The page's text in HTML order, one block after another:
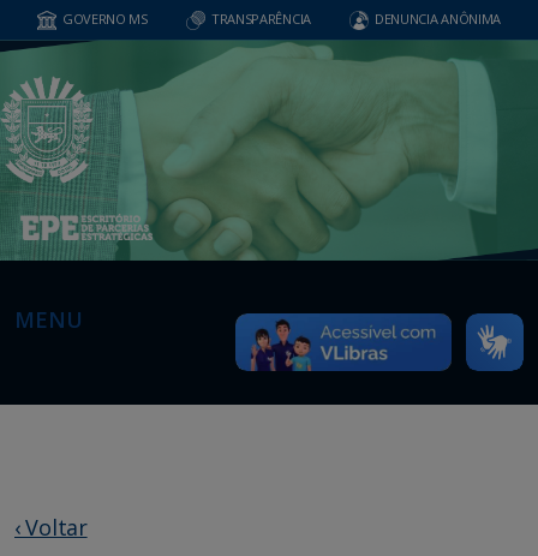
GOVERNO MS TRANSPARÊNCIA DENUNCIA ANÔNIMA
MENU
‹ Voltar